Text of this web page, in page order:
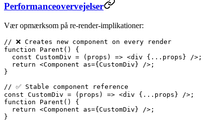
Performanceovervejelser
Vær opmærksom på re-render-implikationer:
// ❌ Creates new component on every render
function Parent () {
  const
CustomDiv = ( props ) => <div { ... props} />;
  return
<Component as={CustomDiv} />;
}
// ✅ Stable component reference
const CustomDiv = ( props ) => <div { ... props} />;
function Parent () {
  return
<Component as={CustomDiv} />;
}